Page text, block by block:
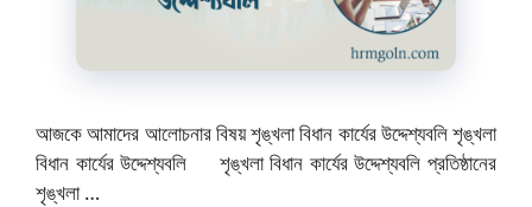
আজকে আমাদের আলোচনার বিষয় শৃঙ্খলা বিধান কার্যের উদ্দেশ্যবলি শৃঙ্খলা
বিধান কার্যের উদ্দেশ্যবলি শৃঙ্খলা বিধান কার্যের উদ্দেশ্যবলি প্রতিষ্ঠানের
শৃঙ্খলা …